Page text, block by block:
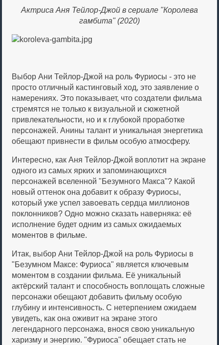
Актриса Аня Тейлор-Джой в сериале "Королева
гамбита" (2020)
Выбор Ани Тейлор-Джой на роль Фуриосы - это не
просто отличный кастинговый ход, это заявление о
намерениях. Это показывает, что создатели фильма
стремятся не только к визуальной и сюжетной
привлекательности, но и к глубокой проработке
персонажей. Анины талант и уникальная энергетика
обещают привнести в фильм особую атмосферу.
Интересно, как Аня Тейлор-Джой воплотит на экране
одного из самых ярких и запоминающихся
персонажей вселенной "Безумного Макса"? Какой
новый оттенок она добавит к образу Фуриосы,
который уже успел завоевать сердца миллионов
поклонников? Одно можно сказать наверняка: её
исполнение будет одним из самых ожидаемых
моментов в фильме.
Итак, выбор Ани Тейлор-Джой на роль Фуриосы в
"Безумном Максе: Фуриоса" является ключевым
моментом в создании фильма. Её уникальный
актёрский талант и способность воплощать сложные
персонажи обещают добавить фильму особую
глубину и интенсивность. С нетерпением ожидаем
увидеть, как она оживит на экране этого
легендарного персонажа, внося свою уникальную
харизму и энергию. "Фуриоса" обещает стать не